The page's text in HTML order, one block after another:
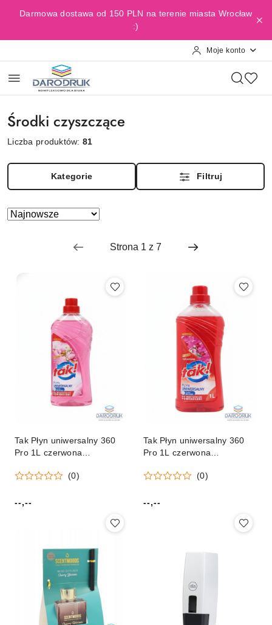
Przejdź do treści głównej
Przejdź do wyszukiwarki
Przejdź do moje konto
Przejdź do menu głównego
Przejdź do stopki
Darmowa dostawa od 150 PLN na terenie miasta Wrocław
:)
Moje konto
Środki czyszczące
Liczba produktów:81
Kategorie Filtruj
Zastosowano
Sortuj
Tak Płyn uniwersalny 360
Pro 1L czerwona
(0)
Cena:
--,--
Tak Płyn uniwersalny 360
Pro 1L czerwona
(0)
Cena:
--,--